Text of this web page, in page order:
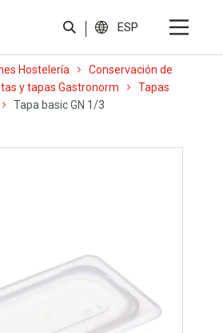
ESP
Hostelería
Conservación de
y tapas Gastronorm
Tapas
Tapa basic GN 1/3